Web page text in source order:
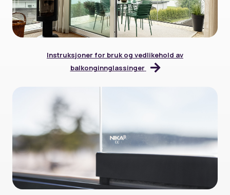
Instruksjoner for bruk og vedlikehold av
balkonginnglassinger